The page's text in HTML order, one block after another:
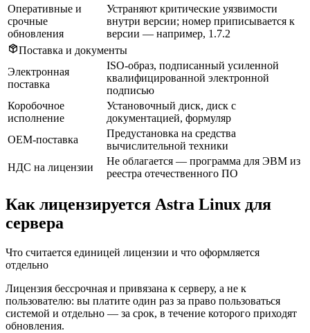
Оперативные и
срочные
обновления
Устраняют критические уязвимости
внутри версии; номер приписывается к
версии — например, 1.7.2
Поставка и документы
Электронная
поставка
ISO-образ, подписанный усиленной
квалифицированной электронной
подписью
Коробочное
исполнение
Установочный диск, диск с
документацией, формуляр
OEM-поставка
Предустановка на средства
вычислительной техники
НДС на лицензии
Не облагается — программа для ЭВМ из
реестра отечественного ПО
Как лицензируется Astra Linux для
сервера
Что считается единицей лицензии и что оформляется
отдельно
Лицензия бессрочная и привязана к серверу, а не к
пользователю: вы платите один раз за право пользоваться
системой и отдельно — за срок, в течение которого приходят
обновления.